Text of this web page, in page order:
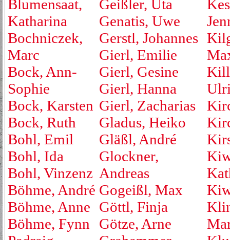
Blumensaat,
Katharina
Bochniczek,
Marc
Bock, Ann-
Sophie
Bock, Karsten
Bock, Ruth
Bohl, Emil
Bohl, Ida
Bohl, Vinzenz
Böhme, André
Böhme, Anne
Böhme, Fynn
Geißler, Uta
Genatis, Uwe
Gerstl, Johannes
Gierl, Emilie
Gierl, Gesine
Gierl, Hanna
Gierl, Zacharias
Gladus, Heiko
Gläßl, André
Glockner,
Andreas
Gogeißl, Max
Göttl, Finja
Götze, Arne